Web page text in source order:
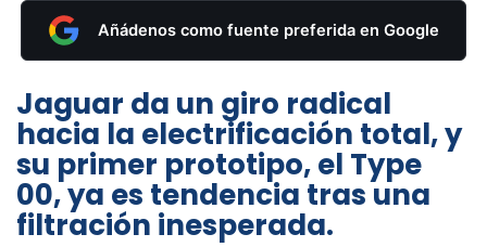
Añádenos como fuente preferida en Google
Jaguar da un giro radical
hacia la electrificación total, y
su primer prototipo, el Type
00, ya es tendencia tras una
filtración inesperada.